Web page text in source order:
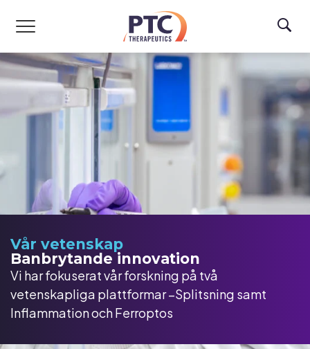
Vår vetenskap
Banbrytande innovation
Vi har fokuserat vår forskning på två
vetenskapliga plattformar –Splitsning samt
Inflammation och Ferroptos